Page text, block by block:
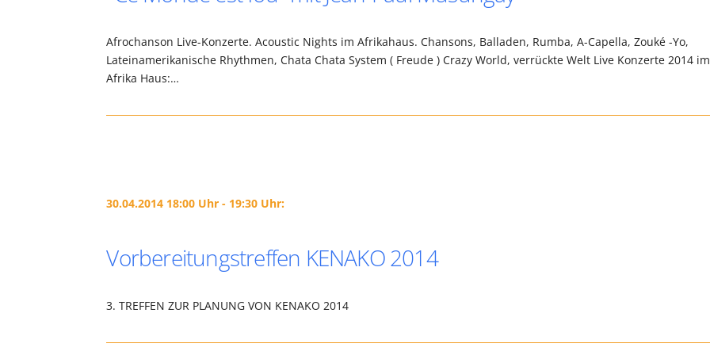
Afrochanson Live-Konzerte. Acoustic Nights im Afrikahaus. Chansons, Balladen, Rumba, A-Capella, Zouké -Yo,
Lateinamerikanische Rhythmen, Chata Chata System ( Freude ) Crazy World, verrückte Welt Live Konzerte 2014 im
Afrika Haus:…
30.04.2014 18:00 Uhr - 19:30 Uhr:
Vorbereitungstreffen KENAKO 2014
3. TREFFEN ZUR PLANUNG VON KENAKO 2014